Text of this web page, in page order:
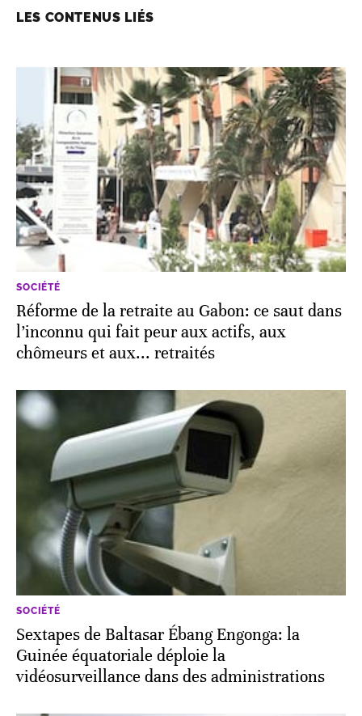
LES CONTENUS LIÉS
SOCIÉTÉ
Réforme de la retraite au Gabon: ce saut dans
l’inconnu qui fait peur aux actifs, aux
chômeurs et aux... retraités
SOCIÉTÉ
Sextapes de Baltasar Ébang Engonga: la
Guinée équatoriale déploie la
vidéosurveillance dans des administrations